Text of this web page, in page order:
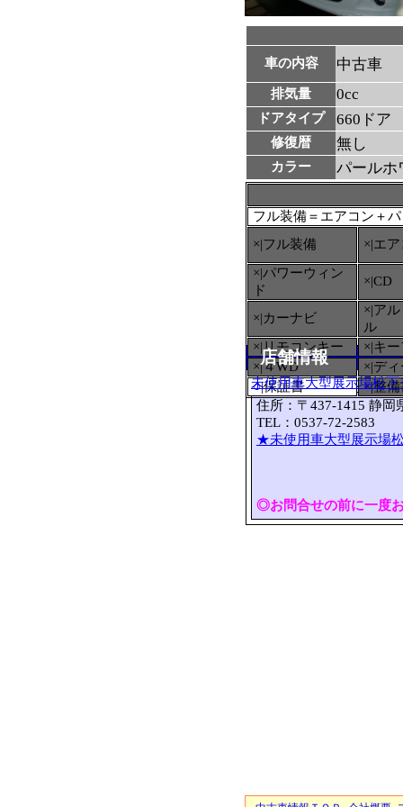
車の内容 中古車
排気量 0cc
ドアタイプ 660ドア
修復暦 無し
カラー パールホ
フル装備＝エアコン＋
×|フル装備
×|エ
×|パワーウィン
ド
×|CD
×|カーナビ
×|ア
ル
×|リモコンキー
×|キ
×|４WD
×|デ
○|保証書 ×|整
店舗情報
未使用車大型展示場松
住所：〒437-1415 静岡
TEL：0537-72-2583
★未使用車大型展示場
◎お問合せの前に一度